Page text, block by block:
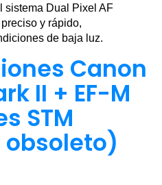
sistema Dual Pixel AF
y rápido,
de baja luz.
Canon
II + EF-M
STM